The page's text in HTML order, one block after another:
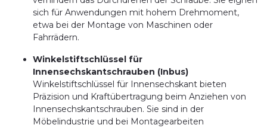
sich für Anwendungen mit hohem Drehmoment,
etwa bei der Montage von Maschinen oder
Fahrrädern.
Winkelstiftschlüssel für
Innensechskantschrauben (Inbus)
Winkelstiftschlüssel für Innensechskant bieten
Präzision und Kraftübertragung beim Anziehen von
Innensechskantschrauben. Sie sind in der
Möbelindustrie und bei Montagearbeiten